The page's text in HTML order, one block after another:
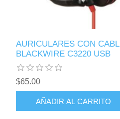
AURICULARES CON
BLACKWIRE C3220 USB
$65.00
AÑADIR AL CARRITO